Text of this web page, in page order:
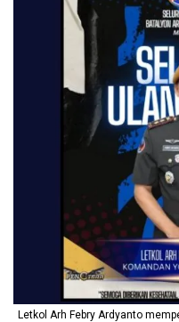
Letkol Arh Febry Ardyanto